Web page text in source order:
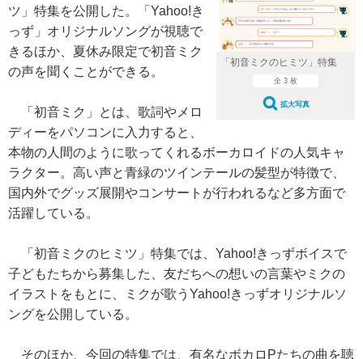
「初音ミクのヒミツ」特集
全 3 枚
拡大写真
ツ」特集を公開した。「Yahoo!き
っず」オリジナルソングが視聴で
きるほか、夏休み限定で初音ミク
の声を聞くことができる。
「初音ミク」とは、歌詞やメロ
ディーをパソコンに入力すると、
本物の人間のように歌ってくれるボーカロイドの人気キャ
ラクター。高い声と青緑のツインテールの髪型が特徴で、
国内外でグッズ展開やコンサートが行われるなど多方面で
活躍している。
「初音ミクのヒミツ」特集では、Yahoo!きっずボイスで
子どもたちから募集した、友だちへの想いの言葉やミクの
イラストをもとに、ミクが歌うYahoo!きっずオリジナルソ
ングを公開している。
そのほか、今回の特集では、有名なボカロPたちの曲を聴